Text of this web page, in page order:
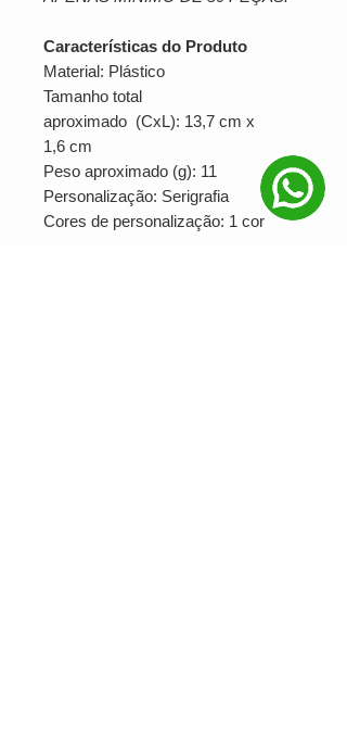
Características do Produto
Material: Plástico
Tamanho total
aproximado (CxL): 13,7 cm x
1,6 cm
Peso aproximado (g): 11
Personalização: Serigrafia
Cores de personalização: 1 cor